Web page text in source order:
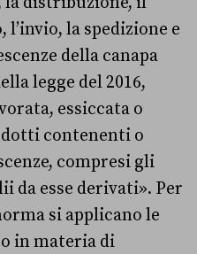
la spedizione e
della canapa
legge del 2016,
essiccata o
contenenti o
compresi gli
da esse derivati». Per
si applicano le
in materia di